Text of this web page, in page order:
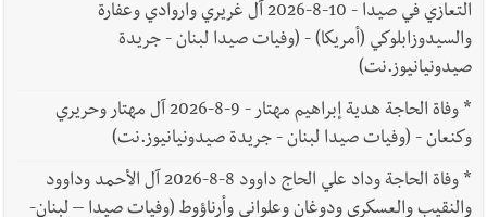
التعازي في صيدا - 10-8-2026 آل غريري واروادي وعفارة
والسيدوزابلوكي (أمريكا) - (وفيات صيدا لبنان - جريدة
صيدونيانيوز.نت)
*
وفاة الحاجة هدية إبراهيم مهتار - 9-8-2026 آل مهتار وحريري
وكنعان - (وفيات صيدا لبنان - جريدة صيدونيانيوز.نت)
*
وفاة الحاجة وداد علي الحاج داوود 8-8-2026 آل الأحمد وداوود
والنقيب والعسكري ودوغان وعلواني وأرناؤوط (وفيات صيدا – لبنان-